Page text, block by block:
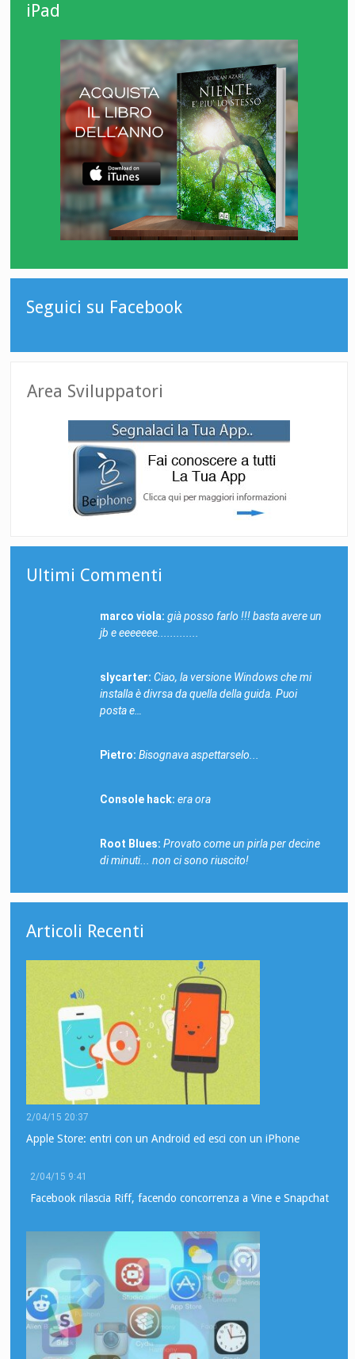
iPad
Seguici su Facebook
Area Sviluppatori
Ultimi Commenti
marco viola: già posso farlo !!! basta avere un
jb e eeeeeee.............
slycarter: Ciao, la versione Windows che mi
installa è divrsa da quella della guida. Puoi
posta e…
Pietro: Bisognava aspettarselo...
Console hack: era ora
Root Blues: Provato come un pirla per decine
di minuti... non ci sono riuscito!
Articoli Recenti
2/04/15 20:37
Apple Store: entri con un Android ed esci con un iPhone
2/04/15 9:41
Facebook rilascia Riff, facendo concorrenza a Vine e Snapchat